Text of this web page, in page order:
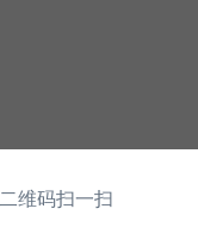
二维码扫一扫